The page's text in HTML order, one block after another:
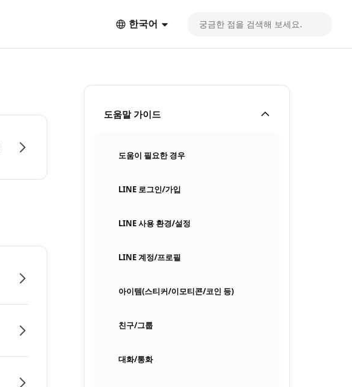
한국어
도움말 가이드
도움이 필요한 경우
LINE 로그인/가입
LINE 사용 환경/설정
LINE 계정/프로필
아이템(스티커/이모티콘/코인 등)
친구/그룹
대화/통화